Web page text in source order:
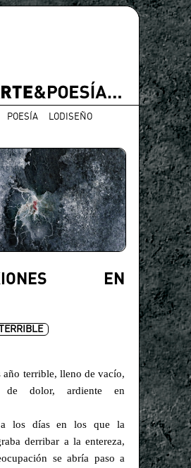
POESÍA LODISEÑO
EN
año terrible, lleno de vacío,
de dolor, ardiente en
los días en los que la
derribar a la entereza,
se abría paso a